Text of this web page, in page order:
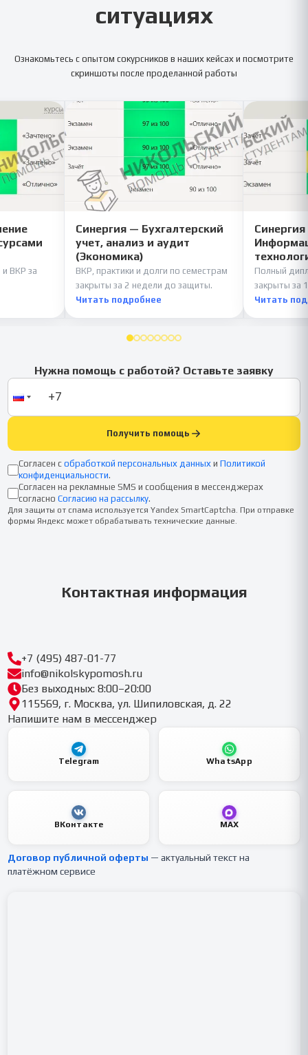
ситуациях
Ознакомьтесь с опытом сокурсников в наших кейсах и посмотрите
скриншоты после проделанной работы
и ВКР за
Синергия — Бухгалтерский
учет, анализ и аудит
(Экономика)
ВКР, практики и долги по семестрам
закрыты за 2 недели до защиты.
Читать подробнее
Полный
закрыты за
Читать
Нужна помощь с работой? Оставьте заявку
Получить помощь
Согласен с обработкой персональных данных и Политикой
конфиденциальности.
Согласен на рекламные SMS и сообщения в мессенджерах
согласно Согласию на рассылку.
Для защиты от спама используется Yandex SmartCaptcha. При отправке
формы Яндекс может обрабатывать технические данные.
Контактная информация
+7 (495) 487-01-77
info@nikolskypomosh.ru
Без выходных: 8:00–20:00
115569, г. Москва, ул. Шипиловская, д. 22
Напишите нам в мессенджер
Telegram WhatsApp
ВКонтакте MAX
Договор публичной оферты — актуальный текст на
платёжном сервисе